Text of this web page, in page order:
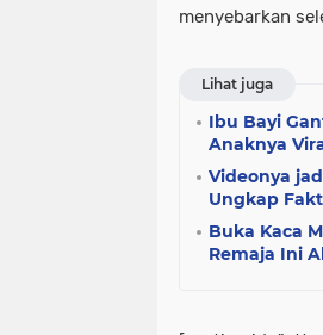
menyebarkan
Lihat juga
Ibu Bayi
Anaknya
Videonya
Ungkap
Buka Kaca
Remaja Ini